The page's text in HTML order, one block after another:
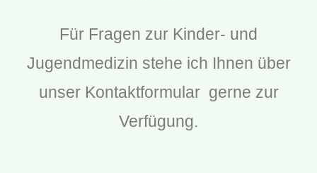
Für Fragen zur Kinder- und
Jugendmedizin stehe ich Ihnen über
unser Kontaktformular gerne zur
Verfügung.